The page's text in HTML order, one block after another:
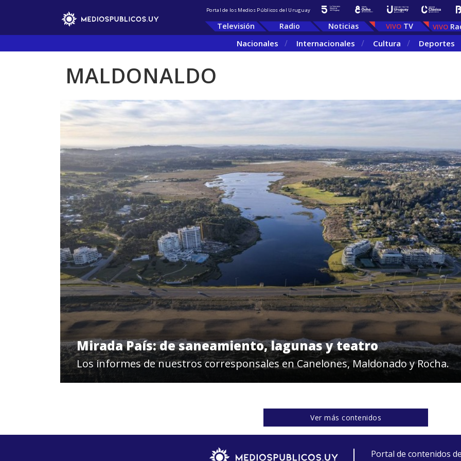
Portal de los Medios Públicos del Uruguay
Televisión Radio Noticias TV
Nacionales Internacionales Cultura Deportes
MALDONALDO
Mirada País: de saneamiento, lagunas y teatro
Los informes de nuestros corresponsales en Canelones, Maldonado y Rocha.
Ver más contenidos
Portal de contenidos